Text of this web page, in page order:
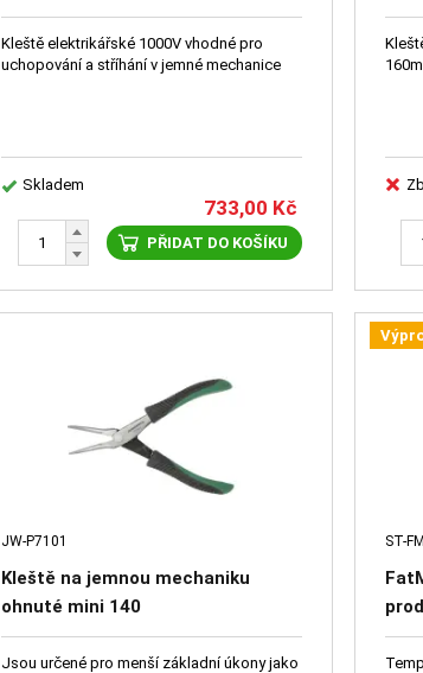
ISO 5745 IEC60900
Kleště elektrikářské 1000V vhodné pro
uchopování a stříhání v jemné mechanice
Skladem
733,00 Kč
PŘIDAT DO KOŠÍKU
JW-P7101
Kleště na jemnou mechaniku
ohnuté mini 140
Jsou určené pro menší základní úkony jako
ST-